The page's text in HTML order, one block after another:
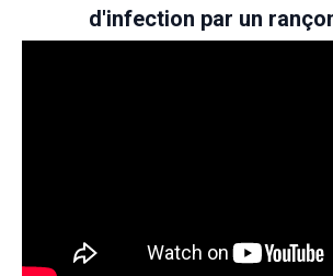
d'infection par un